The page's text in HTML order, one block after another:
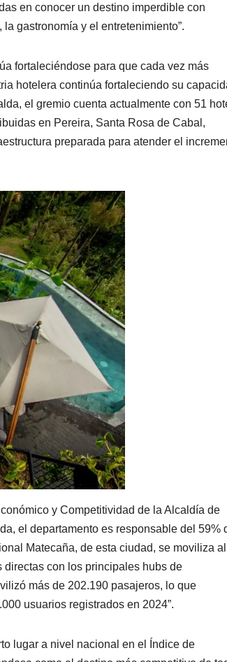
en conocer un destino imperdible con
gastronomía y el entretenimiento”.
fortaleciéndose para que cada vez más
hotelera continúa fortaleciendo su
el gremio cuenta actualmente con 51
en Pereira, Santa Rosa de Cabal,
preparada para atender el
y Competitividad de la Alcaldía de
el departamento es responsable del 59%
Matecaña, de esta ciudad, se moviliza
con los principales hubs de
más de 202.190 pasajeros, lo que
usuarios registrados en 2024”.
lugar a nivel nacional en el Índice de